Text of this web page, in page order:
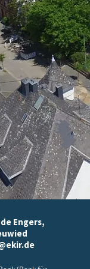
Engers,